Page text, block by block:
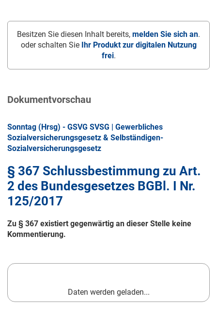
Besitzen Sie diesen Inhalt bereits, melden Sie sich an.
oder schalten Sie
Ihr Produkt zur digitalen Nutzung
frei.
Dokumentvorschau
Sonntag (Hrsg) - GSVG SVSG | Gewerbliches
Sozialversicherungsgesetz & Selbständigen-
Sozialversicherungsgesetz
§ 367 Schlussbestimmung zu Art.
2 des Bundesgesetzes BGBl. I Nr.
125/2017
Zu § 367 existiert gegenwärtig an dieser Stelle keine
Kommentierung.
Daten werden geladen...